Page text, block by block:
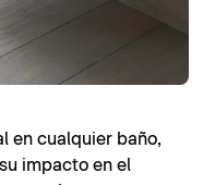
en cualquier baño,
impacto en el